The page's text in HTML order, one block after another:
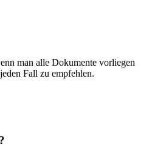
man alle Dokumente vorliegen
Fall zu empfehlen.